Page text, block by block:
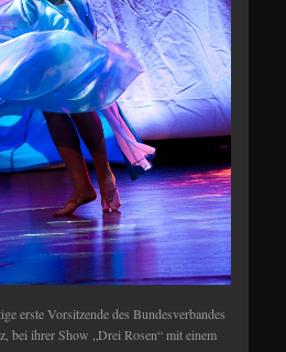
erste Vorsitzende des Bundesverbandes
bei ihrer Show „Drei Rosen“ mit einem